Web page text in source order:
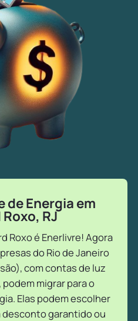
de Energia em
RJ
Roxo é Enerlivre! Agora
do Rio de Janeiro
com contas de luz
podem migrar para o
Elas podem escolher
garantido ou